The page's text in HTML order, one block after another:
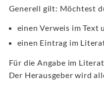
Generell gilt: Möchtest
einen Verweis im Text
einen Eintrag im
Für die Angabe im
Der Herausgeber wird